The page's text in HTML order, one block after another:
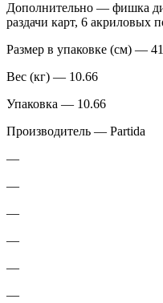
Дополнительно — фишка
раздачи карт, 6 акриловых
Размер в упаковке (см) —
Вес (кг) — 10.66
Упаковка — 10.66
Производитель — Partida
—
—
—
—
—
—